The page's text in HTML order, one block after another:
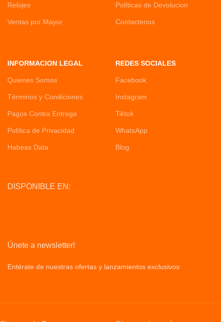
Relojes
Ventas por Mayor
Políticas de Devolucion
Contactenos
INFORMACION LEGAL
Quienes Somos
Términos y Condiciones
Pagos Contra Entrega
Política de Privacidad
Habeas Data
REDES SOCIALES
Facebook
Instagram
Tiktok
WhatsApp
Blog
DISPONIBLE EN:
Únete a newsletter!
Entérate de nuestras ofertas y lanzamientos exclusivos